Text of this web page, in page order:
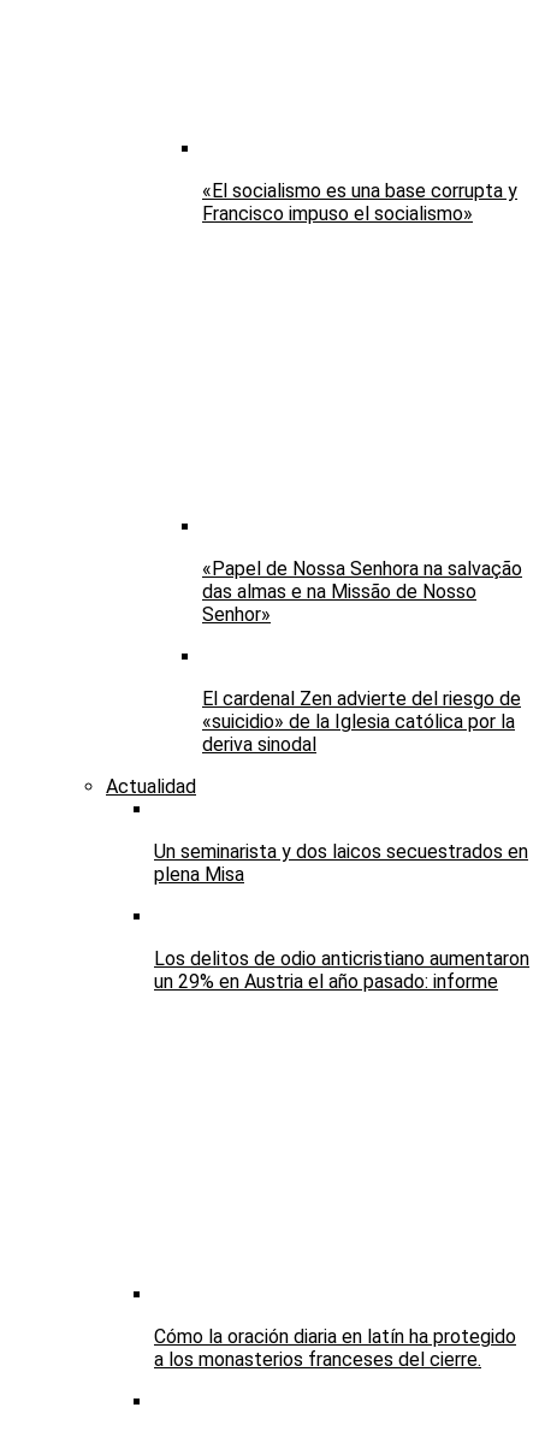
«El socialismo es una base corrupta y
Francisco impuso el socialismo»
«Papel de Nossa Senhora na salvação
das almas e na Missão de Nosso
Senhor»
El cardenal Zen advierte del riesgo de
«suicidio» de la Iglesia católica por la
deriva sinodal
Actualidad
Un seminarista y dos laicos secuestrados en
plena Misa
Los delitos de odio anticristiano aumentaron
un 29% en Austria el año pasado: informe
Cómo la oración diaria en latín ha protegido
a los monasterios franceses del cierre.